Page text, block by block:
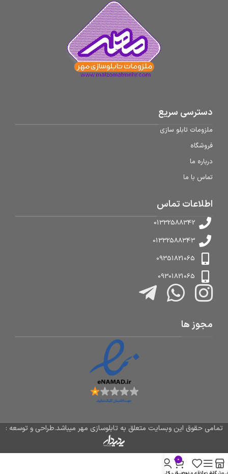
دسترسی سریع
ملزومات تابلو سازی
فروشگاه
درباره ما
تماس با ما
اطلاعات تماس
01332588342
01332588343
09351821065
09301821065
مجوز ها
تمامی حقوق این وبسایت متعلق به تابلوسازی مهر میباشد.طراحی و توسعه :
0